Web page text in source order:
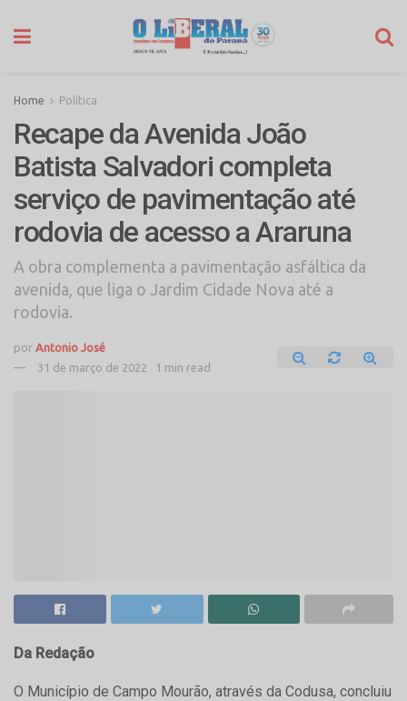
Home Política
Recape da Avenida João
Batista Salvadori completa
serviço de pavimentação até
rodovia de acesso a Araruna
A obra complementa a pavimentação asfáltica da
avenida, que liga o Jardim Cidade Nova até a
rodovia.
por Antonio José
31 de março de 2022
1 min read
Da Redação
O Município de Campo Mourão, através da Codusa, concluiu